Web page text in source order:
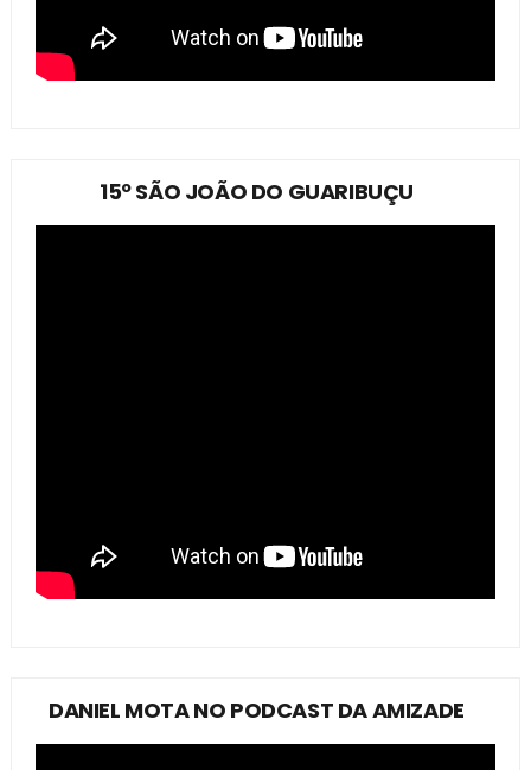
15º SÃO JOÃO DO GUARIBUÇU
DANIEL MOTA NO PODCAST DA AMIZADE